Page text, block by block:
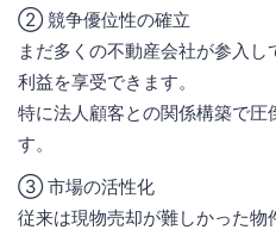
② 競争優位性の確立
まだ多くの不動産会社が参入
利益を享受できます。
特に法人顧客との関係構築で
す。
③ 市場の活性化
従来は現物売却が難しかった